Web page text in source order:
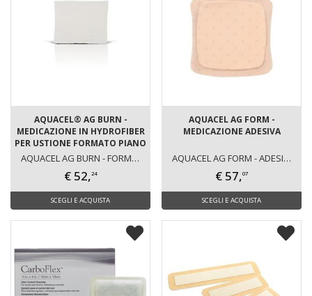
AQUACEL® AG BURN -
MEDICAZIONE IN HYDROFIBER
PER USTIONE FORMATO PIANO
AQUACEL AG BURN - FORMATO PIANO
€ 52,24
SCEGLI E ACQUISTA
AQUACEL AG FORM -
MEDICAZIONE ADESIVA
AQUACEL AG FORM - ADESIVA
€ 57,07
SCEGLI E ACQUISTA